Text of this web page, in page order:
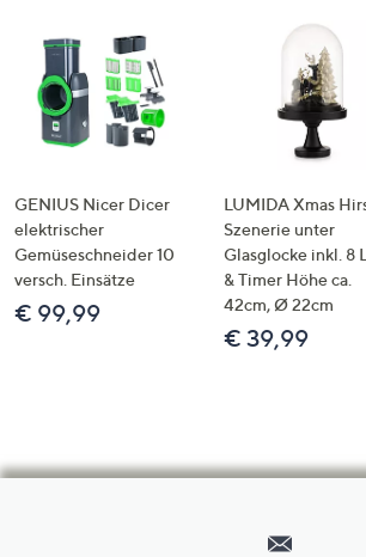
GENIUS Nicer Dicer
elektrischer
Gemüseschneider 10
versch. Einsätze
€ 99,99
LUMIDA Xmas
Szenerie unter
Glasglocke inkl. 8
& Timer Höhe ca.
42cm, Ø 22cm
€ 39,99